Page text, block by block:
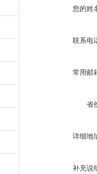
您的姓
联系电
常用邮
省
详细地
补充说